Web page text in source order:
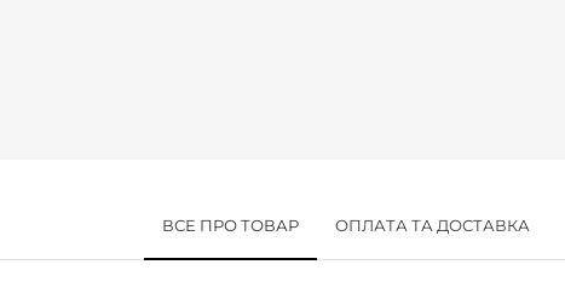
ВСЕ ПРО ТОВАР ОПЛАТА ТА ДОСТАВКА